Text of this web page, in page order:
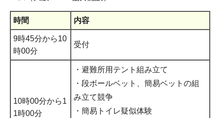
時間 内容
9時45分から10
時00分
受付
10時00分から1
1時00分
・避難所用テント組み立て
・段ボールベット、簡易ベットの組
み立て競争
・簡易トイレ疑似体験